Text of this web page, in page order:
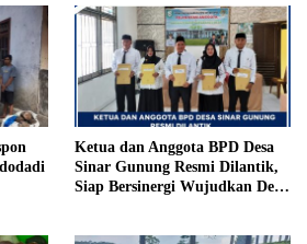
Penjara
Ketua dan Anggota BPD Desa
Sinar Gunung Resmi Dilantik,
Siap Bersinergi Wujudkan Desa